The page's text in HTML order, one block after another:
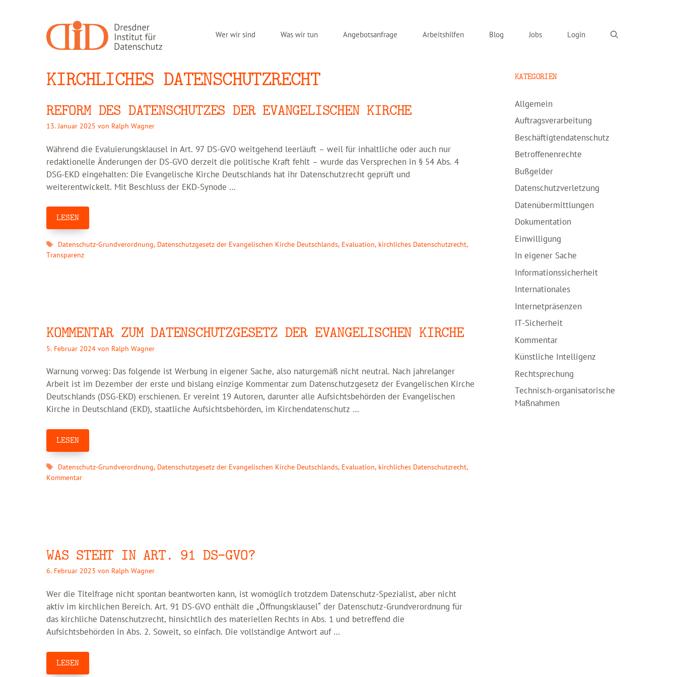
Wer wir sind Was wir tun Angebotsanfrage Arbeitshilfen Blog Jobs Login
KIRCHLICHES DATENSCHUTZRECHT
REFORM DES DATENSCHUTZES DER EVANGELISCHEN KIRCHE
13. Januar 2025 von Ralph Wagner
Während die Evaluierungsklausel in Art. 97 DS-GVO weitgehend leerläuft – weil für inhaltliche oder auch nur
redaktionelle Änderungen der DS-GVO derzeit die politische Kraft fehlt – wurde das Versprechen in § 54 Abs. 4
DSG-EKD eingehalten: Die Evangelische Kirche Deutschlands hat ihr Datenschutzrecht geprüft und
weiterentwickelt. Mit Beschluss der EKD-Synode …
LESEN
Schlagwörter
Datenschutz-Grundverordnung, Datenschutzgesetz der Evangelischen Kirche Deutschlands, Evaluation, kirchliches Datenschutzrecht,
Transparenz
KOMMENTAR ZUM DATENSCHUTZGESETZ DER EVANGELISCHEN KIRCHE
5. Februar 2024 von Ralph Wagner
Warnung vorweg: Das folgende ist Werbung in eigener Sache, also naturgemäß nicht neutral. Nach jahrelanger
Arbeit ist im Dezember der erste und bislang einzige Kommentar zum Datenschutzgesetz der Evangelischen Kirche
Deutschlands (DSG-EKD) erschienen. Er vereint 19 Autoren, darunter alle Aufsichtsbehörden der Evangelischen
Kirche in Deutschland (EKD), staatliche Aufsichtsbehörden, im Kirchendatenschutz …
LESEN
Schlagwörter
Datenschutz-Grundverordnung, Datenschutzgesetz der Evangelischen Kirche Deutschlands, Evaluation, kirchliches Datenschutzrecht,
Kommentar
WAS STEHT IN ART. 91 DS-GVO?
6. Februar 2023 von Ralph Wagner
Wer die Titelfrage nicht spontan beantworten kann, ist womöglich trotzdem Datenschutz-Spezialist, aber nicht
aktiv im kirchlichen Bereich. Art. 91 DS-GVO enthält die „Öffnungsklausel“ der Datenschutz-Grundverordnung für
das kirchliche Datenschutzrecht, hinsichtlich des materiellen Rechts in Abs. 1 und betreffend die
Aufsichtsbehörden in Abs. 2. Soweit, so einfach. Die vollständige Antwort auf …
LESEN
KATEGORIEN
Allgemein
Auftragsverarbeitung
Beschäftigtendatenschutz
Betroffenenrechte
Bußgelder
Datenschutzverletzung
Datenübermittlungen
Dokumentation
Einwilligung
In eigener Sache
Informationssicherheit
Internationales
Internetpräsenzen
IT-Sicherheit
Kommentar
Künstliche Intelligenz
Rechtsprechung
Technisch-organisatorische
Maßnahmen